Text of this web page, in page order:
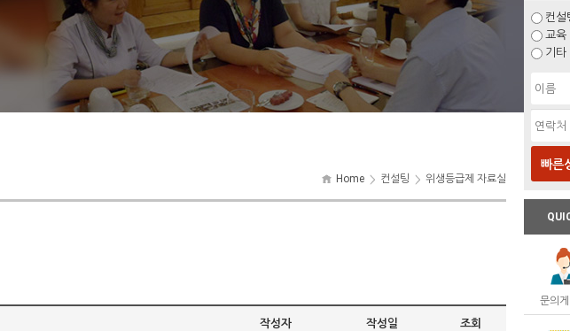
Home 컨설팅 위생등급제 자료실
작성자 작성일 조회
컨설
교육
기타
빠른
문의